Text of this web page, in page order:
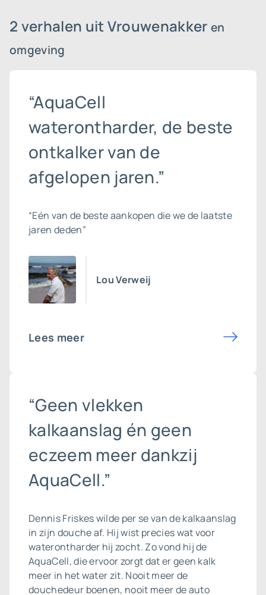
2 verhalen uit Vrouwenakker en
omgeving
“AquaCell
waterontharder, de beste
ontkalker van de
afgelopen jaren.”
“Eén van de beste aankopen die we de laatste
jaren deden”
Lou Verweij
Lees meer
“Geen vlekken
kalkaanslag én geen
eczeem meer dankzij
AquaCell.”
Dennis Friskes wilde per se van dekalkaanslag
in zijn douche af. Hij wist precies wat voor
waterontharder hij zocht. Zo vond hij de
AquaCell, die ervoor zorgt dat er geen kalk
meer in het water zit. Nooit meer de
douchedeur boenen, nooit meer de auto